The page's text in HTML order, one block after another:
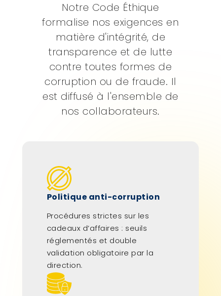
Notre Code Éthique
formalise nos exigences en
matière d'intégrité, de
transparence et de lutte
contre toutes formes de
corruption ou de fraude. Il
est diffusé à l'ensemble de
nos collaborateurs.
Politique anti-corruption
Procédures strictes sur les
cadeaux d’affaires : seuils
réglementés et double
validation obligatoire par la
direction.